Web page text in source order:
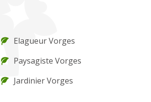
Elagueur Vorges
Paysagiste Vorges
Jardinier Vorges